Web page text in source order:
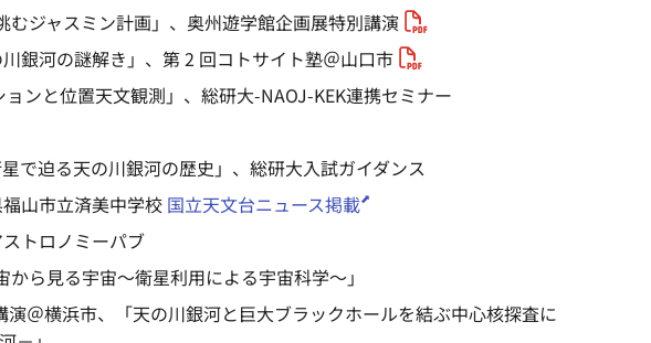
ジャスミン計画」、奥州遊学館企画展特別講演
銀河の謎解き」、第 2 回コトサイト塾＠山口市
ンと位置天文観測」、総研大-NAOJ-KEK連携セミナー
で迫る天の川銀河の歴史」、総研大入試ガイダンス
山市立済美中学校 国立天文台ニュース掲載
トロノミーパブ
ら見る宇宙～衛星利用による宇宙科学～」
＠横浜市、「天の川銀河と巨大ブラックホールを結ぶ中心核探査に